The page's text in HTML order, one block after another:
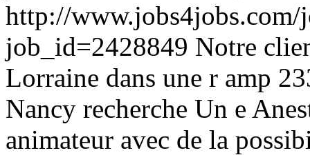
http://www.jobs4jobs.com/
job_id=2428849 Notre
Lorraine dans une r amp
Nancy recherche Un e
animateur avec de la